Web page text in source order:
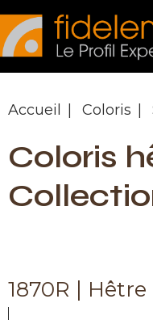
Panneau de gestion
Accueil Coloris
Coloris
1870R |